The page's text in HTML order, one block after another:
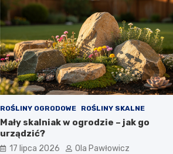
ROŚLINY OGRODOWE ROŚLINY SKALNE
Mały skalniak w ogrodzie – jak go
urządzić?
17 lipca 2026 Ola Pawłowicz